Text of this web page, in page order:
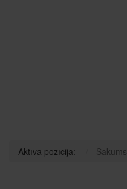
Aktīvā pozīcija: Sākums